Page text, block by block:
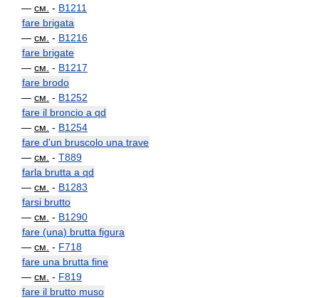
— см. - B1211
fare brigata
— см. - B1216
fare brigate
— см. - B1217
fare brodo
— см. - B1252
fare il broncio a qd
— см. - B1254
fare d'un bruscolo una trave
— см. - T889
farla brutta a qd
— см. - B1283
farsi brutto
— см. - B1290
fare (una) brutta figura
— см. - F718
fare una brutta fine
— см. - F819
fare il brutto muso